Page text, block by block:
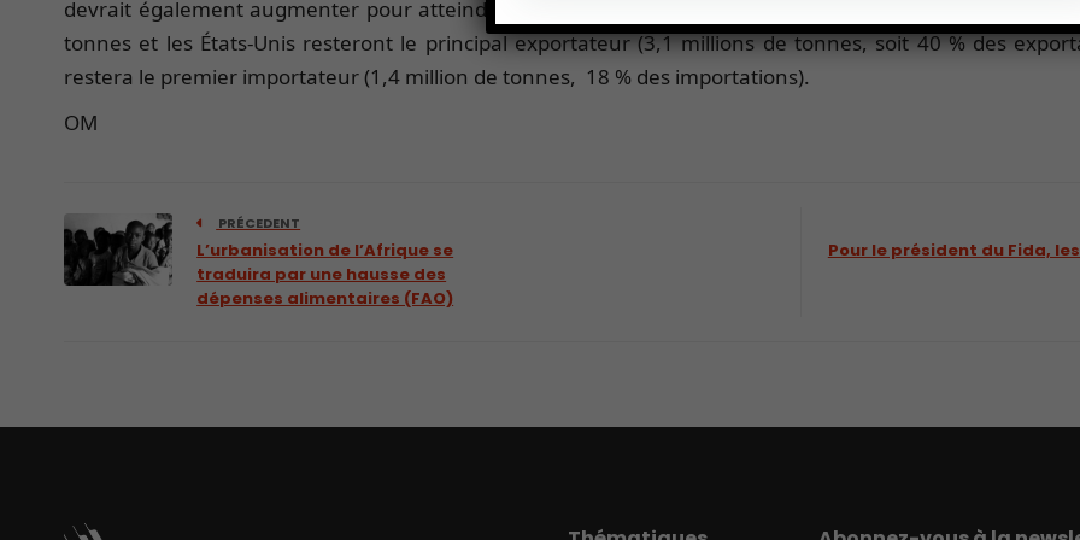
devrait également augmenter pour atteindre 25,2 millions de tonnes (+2,7 %). En revanche, le
tonnes et les États-Unis resteront le principal exportateur (3,1 millions de tonnes, soit 40 % des
restera le premier importateur (1,4 million de tonnes, 18 % des importations).
OM
PRÉCEDENT
L’urbanisation de l’Afrique se
traduira par une hausse des
dépenses alimentaires (FAO)
Pour le président du Fida,